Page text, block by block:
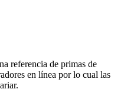
referencia de primas de
en línea por lo cual las